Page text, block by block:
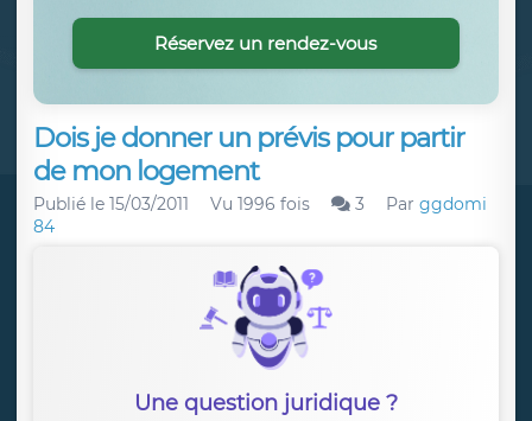
Dois je donner un prévis pour partir
de mon logement
Publié le 15/03/2011 Vu 1996 fois 3 Par ggdomi
84
Une question juridique ?
Réservez un rendez-vous